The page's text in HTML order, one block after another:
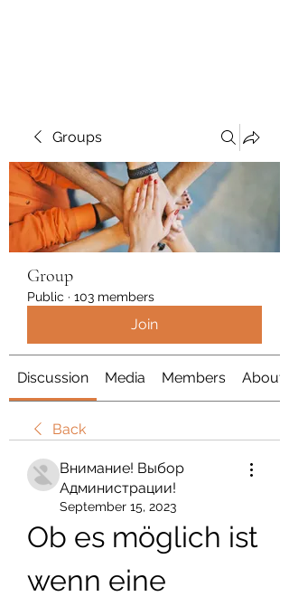
Groups
Group
Public · 103 members
Join
Discussion Media Members About
Back
Внимание! Выбор
Администрации!
September 15, 2023
Ob es möglich ist
wenn eine